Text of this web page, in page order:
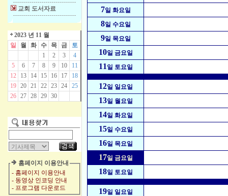
교회 도서자료
2023 년 11 월
일
월 화 수 목 금
토
1
2 3
4
5
6 7 8 9 10
11
12
13 14 15 16 17
18
19
20 21 22 23 24
25
26
27 28 29 30
홈페이지 이용안내
- 홈페이지 이용안내
- 동영상 인코딩 안내
- 프로그램 다운로드
7일 화요일
8일 수요일
9일 목요일
10일 금요일
11일 토요일
12일 일요일
13일 월요일
14일 화요일
15일 수요일
16일 목요일
17일 금요일
18일 토요일
19일 일요일